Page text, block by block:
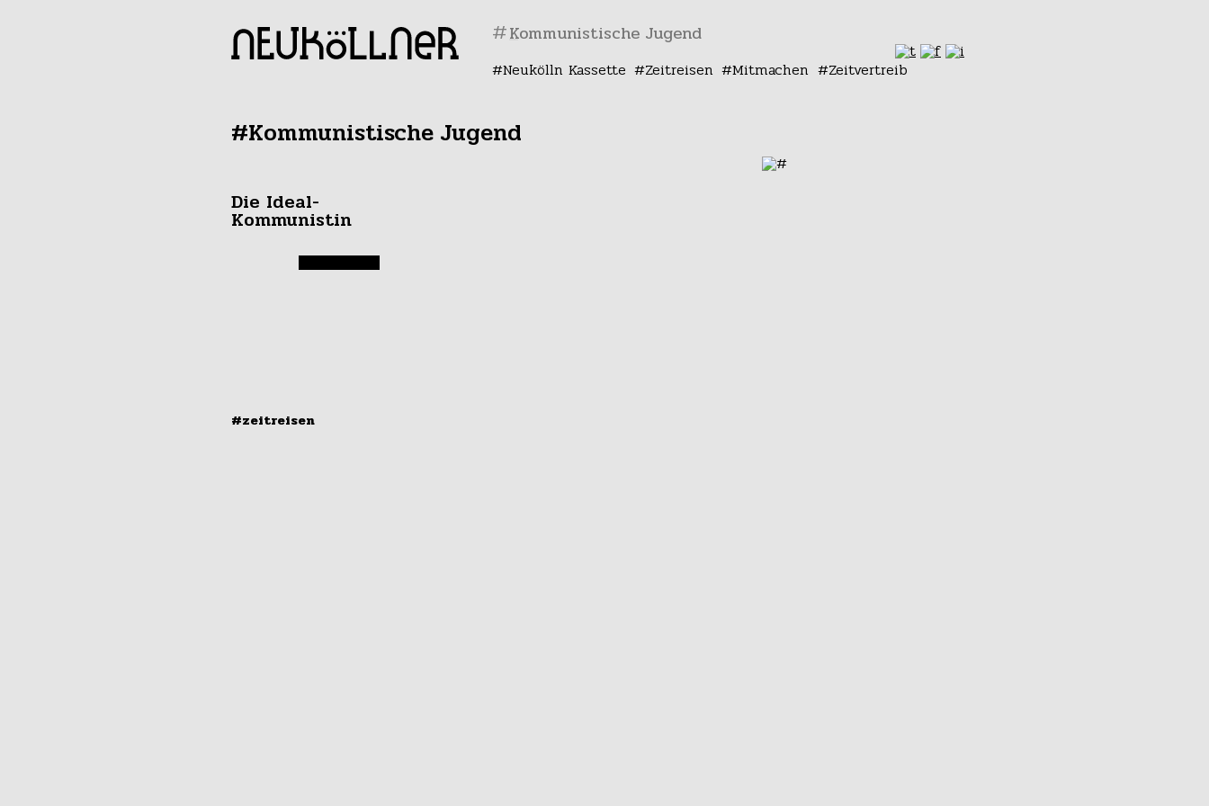
#
Neukölln Kassette Zeitreisen Mitmachen Zeitvertreib
#Kommunistische Jugend
Die Ideal-
Kommunistin
#zeitreisen